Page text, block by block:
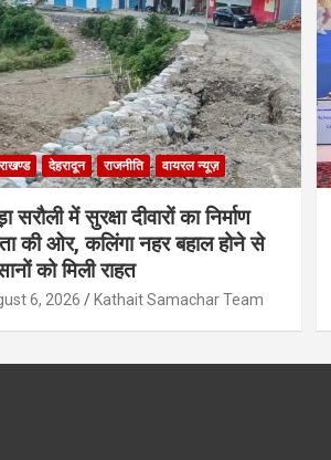
देहरादून राजनीति वायरल न्यूज़
सरौली में सुरक्षा दीवारों का निर्माण
की ओर, कलिंगा नहर बहाल होने से
को मिली राहत
6, 2026 Kathait Samachar Team